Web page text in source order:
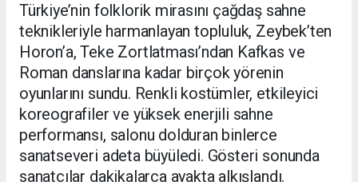
Türkiye’nin folklorik mirasını çağdaş sahne
teknikleriyle harmanlayan topluluk, Zeybek’ten
Horon’a, Teke Zortlatması’ndan Kafkas ve
Roman danslarına kadar birçok yörenin
oyunlarını sundu. Renkli kostümler, etkileyici
koreografiler ve yüksek enerjili sahne
performansı, salonu dolduran binlerce
sanatseveri adeta büyüledi. Gösteri sonunda
sanatçılar dakikalarca ayakta alkışlandı.